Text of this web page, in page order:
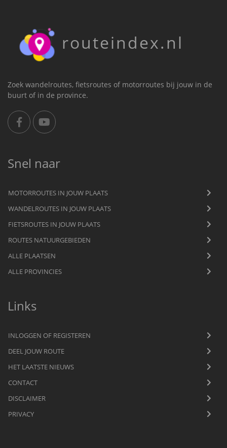
routeindex.nl
Zoek wandelroutes, fietsroutes of motorroutes bij jouw in de
buurt of in de province.
Snel naar
MOTORROUTES IN JOUW PLAATS
WANDELROUTES IN JOUW PLAATS
FIETSROUTES IN JOUW PLAATS
ROUTES NATUURGEBIEDEN
ALLE PLAATSEN
ALLE PROVINCIES
Links
INLOGGEN OF REGISTEREN
DEEL JOUW ROUTE
HET LAATSTE NIEUWS
CONTACT
DISCLAIMER
PRIVACY